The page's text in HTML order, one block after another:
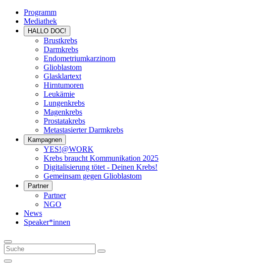
Programm
Mediathek
HALLO DOC!
Brustkrebs
Darmkrebs
Endometriumkarzinom
Glioblastom
Glasklartext
Hirntumoren
Leukämie
Lungenkrebs
Magenkrebs
Prostatakrebs
Metastasierter Darmkrebs
Kampagnen
YES!@WORK
Krebs braucht Kommunikation 2025
Digitalisierung tötet - Deinen Krebs!
Gemeinsam gegen Glioblastom
Partner
Partner
NGO
News
Speaker*innen